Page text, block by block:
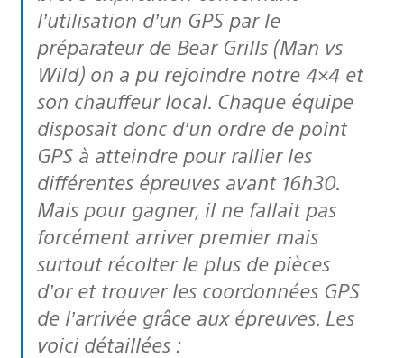
l’utilisation d’un GPS par le
préparateur de Bear Grills (Man vs
Wild) on a pu rejoindre notre 4×4 et
son chauffeur local. Chaque équipe
disposait donc d’un ordre de point
GPS à atteindre pour rallier les
différentes épreuves avant 16h30.
Mais pour gagner, il ne fallait pas
forcément arriver premier mais
surtout récolter le plus de pièces
d’or et trouver les coordonnées GPS
de l’arrivée grâce aux épreuves. Les
voici détaillées :